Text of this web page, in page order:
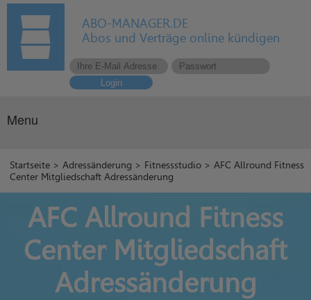
ABO-MANAGER.DE
Abos und Verträge online kündigen
Login
Menu
Startseite >Adressänderung > Fitnessstudio > AFC Allround Fitness
Center Mitgliedschaft Adressänderung
AFC Allround Fitness
Center Mitgliedschaft
Adressänderung